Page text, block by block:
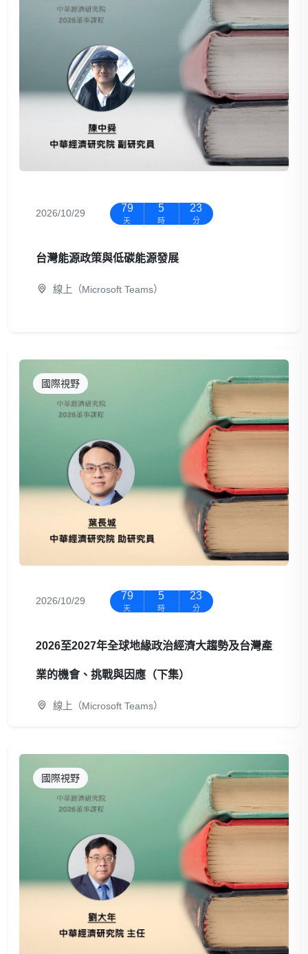
2026/10/29 79
天
5
時
23
分
台灣能源政策與低碳能源發展
線上（Microsoft Teams）
國際視野
2026/10/29 79
天
5
時
23
分
2026至2027年全球地緣政治經濟大趨勢及台灣產
業的機會、挑戰與因應（下集）
線上（Microsoft Teams）
國際視野